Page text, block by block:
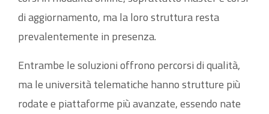
di aggiornamento, ma la loro struttura resta
prevalentemente in presenza.
Entrambe le soluzioni offrono percorsi di qualità,
ma le università telematiche hanno strutture più
rodate e piattaforme più avanzate, essendo nate